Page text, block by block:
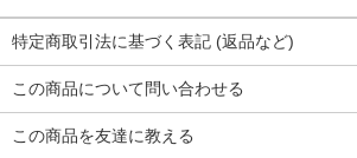
特定商取引法に基づく表記 (返品など)
この商品について問い合わせる
この商品を友達に教える